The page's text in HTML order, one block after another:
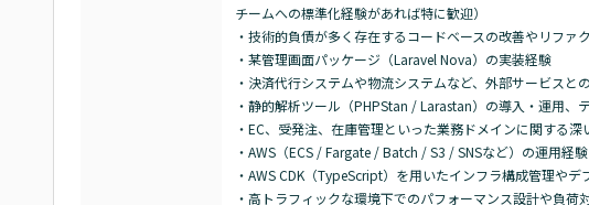
チームへの標準化経験があれば特に歓迎）
・技術的負債が多く存在するコードベースの改善やリファ
・某管理画面パッケージ（Laravel Nova）の実装経験
・決済代行システムや物流システムなど、外部サービスと
・静的解析ツール（PHPStan / Larastan）の導入・運用、
・EC、受発注、在庫管理といった業務ドメインに関する深
・AWS（ECS / Fargate / Batch / S3 / SNSなど）の運用経験
・AWS CDK（TypeScript）を用いたインフラ構成管理やデ
・高トラフィックな環境下でのパフォーマンス設計や負荷